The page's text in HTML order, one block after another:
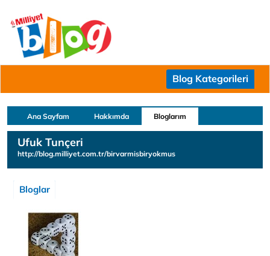
Blog Kategorileri
Ana Sayfam Hakkımda Bloglarım
Ufuk Tunçeri
http://blog.milliyet.com.tr/birvarmisbiryokmus
Bloglar